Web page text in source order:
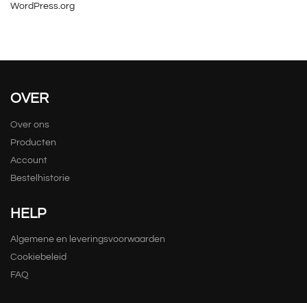
WordPress.org
OVER
Over ons
Producten
Account
Bestelhistorie
HELP
Algemene en leveringsvoorwaarden
Cookiebeleid
FAQ